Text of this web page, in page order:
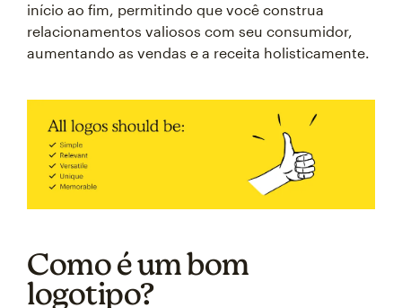
início ao fim, permitindo que você construa
relacionamentos valiosos com seu consumidor,
aumentando as vendas e a receita holisticamente.
Como é um bom
logotipo?